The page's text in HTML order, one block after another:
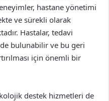
hastane yönetimi
ve sürekli olarak
Hastalar, tedavi
bulunabilir ve bu geri
için önemli bir
destek hizmetleri de